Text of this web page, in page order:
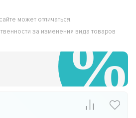
может отличаться.
за изменения вида товаров